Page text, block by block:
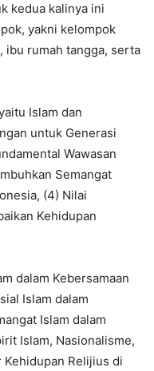
kedua kalinya ini
yakni kelompok
ibu rumah tangga, serta
Islam dan
untuk Generasi
Wawasan
Semangat
(4) Nilai
Kehidupan
dalam Kebersamaan
Islam dalam
Islam dalam
Islam, Nasionalisme,
Relijius di